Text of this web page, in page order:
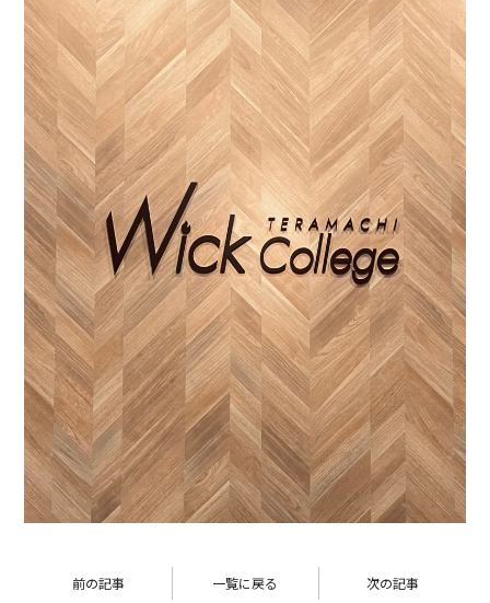
前の記事 一覧に戻る 次の記事